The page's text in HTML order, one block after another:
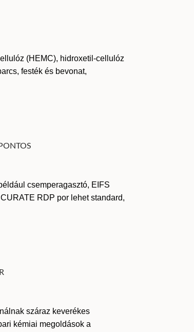
(HEMC), hidroxetil-cellulóz
festék és bevonat,
csemperagasztó, EIFS
RDP por lehet standard,
száraz keverékes
kémiai megoldások a